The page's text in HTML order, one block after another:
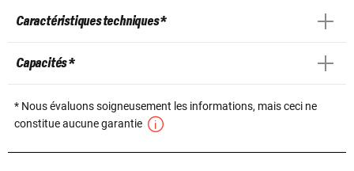
Caractéristiques techniques *
Capacités *
* Nous évaluons soigneusement les informations, mais ceci ne
constitue aucune garantie